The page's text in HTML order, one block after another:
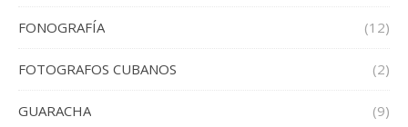
FONOGRAFÍA (12)
FOTOGRAFOS CUBANOS (2)
GUARACHA (9)